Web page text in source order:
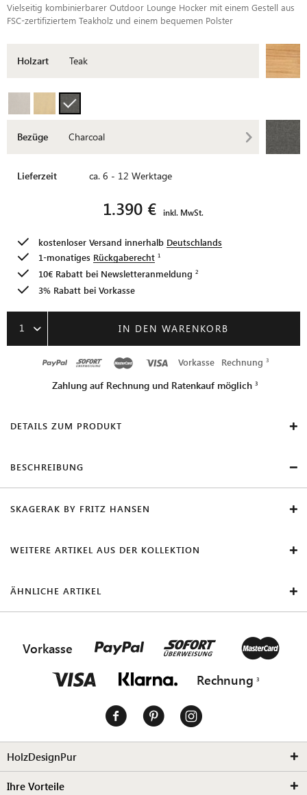
Vielseitig kombinierbarer Outdoor Lounge Hocker mit einem Gestell aus
FSC-zertifiziertem Teakholz und einem bequemen Polster
Holzart Teak
Bezüge Charcoal
Lieferzeit ca. 6 - 12 Werktage
1.390 € inkl. MwSt.
kostenloser Versand innerhalb Deutschlands
1-monatiges Rückgaberecht
10€ Rabatt bei Newsletteranmeldung
3% Rabatt bei Vorkasse
1 IN DEN WARENKORB
Vorkasse Rechnung
Zahlung auf Rechnung und Ratenkauf möglich
DETAILS ZUM PRODUKT
BESCHREIBUNG
SKAGERAK BY FRITZ HANSEN
WEITERE ARTIKEL AUS DER KOLLEKTION
ÄHNLICHE ARTIKEL
Vorkasse
Rechnung
HolzDesignPur
Ihre Vorteile